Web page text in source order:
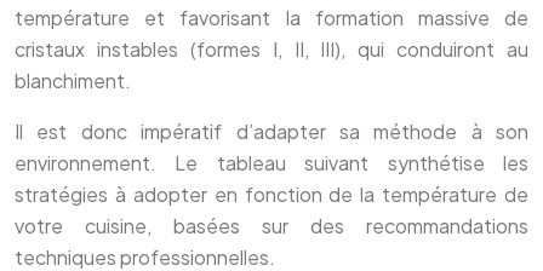
température et favorisant la formation massive de
cristaux instables (formes I, II, III), qui conduiront au
blanchiment.
Il est donc impératif d’adapter sa méthode à son
environnement. Le tableau suivant synthétise les
stratégies à adopter en fonction de la température de
votre cuisine, basées sur des recommandations
techniques professionnelles.